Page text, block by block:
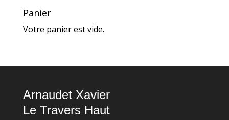
Panier
Votre panier est vide.
Arnaudet Xavier
Le Travers Haut